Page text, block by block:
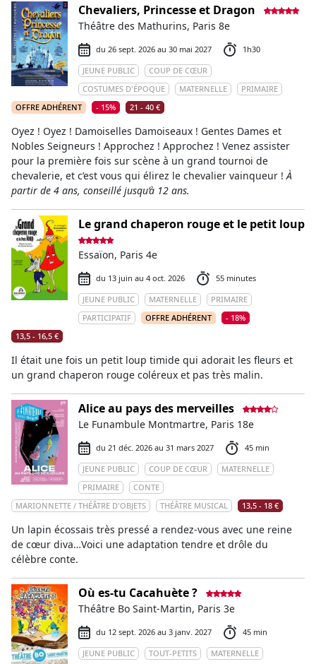
Chevaliers, Princesse et Dragon
Théâtre des Mathurins, Paris 8e
du 26 sept. 2026 au 30 mai 2027
1h30
JEUNE PUBLIC
COUP DE CŒUR
COSTUMES D'ÉPOQUE
MATERNELLE
PRIMAIRE
OFFRE ADHÉRENT
- 15% 21 - 40 €
Oyez ! Oyez ! Damoiselles Damoiseaux ! Gentes Dames et
Nobles Seigneurs ! Approchez ! Approchez ! Venez assister
pour la première fois sur scène à un grand tournoi de
chevalerie, et c’est vous qui élirez le chevalier vainqueur !À
partir de 4 ans, conseillé jusqu’à 12 ans.
Le grand chaperon rouge et le petit loup
Essaïon, Paris 4e
du 13 juin au 4 oct. 2026
55 minutes
JEUNE PUBLIC
MATERNELLE
PRIMAIRE
PARTICIPATIF
OFFRE ADHÉRENT
- 18%
13,5 - 16,5 €
Il était une fois un petit loup timide qui adorait les fleurs et
un grand chaperon rouge coléreux et pas très malin.
Alice au pays des merveilles
Le Funambule Montmartre, Paris 18e
du 21 déc. 2026 au 31 mars 2027
45 min
JEUNE PUBLIC
COUP DE CŒUR
MATERNELLE
PRIMAIRE
CONTE
MARIONNETTE / THÉÂTRE D'OBJETS
THÉÂTRE MUSICAL 13,5 - 18 €
Un lapin écossais très pressé a rendez-vous avec une reine
de cœur diva…Voici une adaptation tendre et drôle du
célèbre conte.
Où es-tu Cacahuète ?
Théâtre Bo Saint-Martin, Paris 3e
du 12 sept. 2026 au 3 janv. 2027
45 min
JEUNE PUBLIC
TOUT-PETITS
MATERNELLE